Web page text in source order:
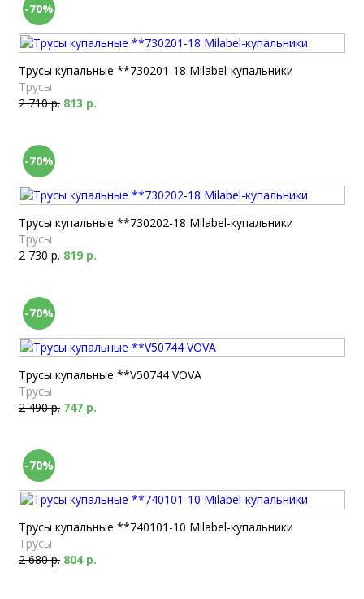
-70%
Трусы купальные **730201-18 Milabel-купальники
Трусы
2 710 р. 813 р.
-70%
Трусы купальные **730202-18 Milabel-купальники
Трусы
2 730 р. 819 р.
-70%
Трусы купальные **V50744 VOVA
Трусы
2 490 р. 747 р.
-70%
Трусы купальные **740101-10 Milabel-купальники
Трусы
2 680 р. 804 р.